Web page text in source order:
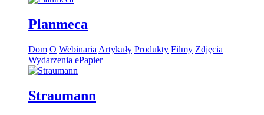
Planmeca
Dom O Webinaria Artykuły Produkty Filmy Zdjęcia
Wydarzenia ePapier
Straumann